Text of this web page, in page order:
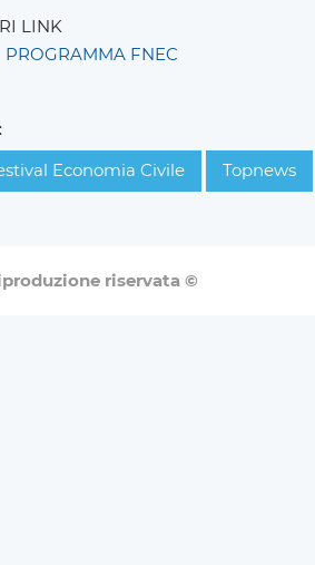
LINK
PROGRAMMA FNEC
Economia Civile
Topnews
riservata ©